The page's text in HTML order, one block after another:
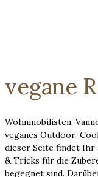
vegane
Wohnmobilisten,
veganes Outdoor-
dieser Seite findet Ihr
& Tricks für die
begegnet sind.